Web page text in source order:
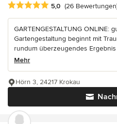
Durchschnittliche Bewertung: 5
5,0 (26
GARTENGESTALTUNG ONLINE:
Gartengestaltung beginnt mit
rundum überzeugendes Ergebnis
Mehr
Hörn 3, 24217 Krokau